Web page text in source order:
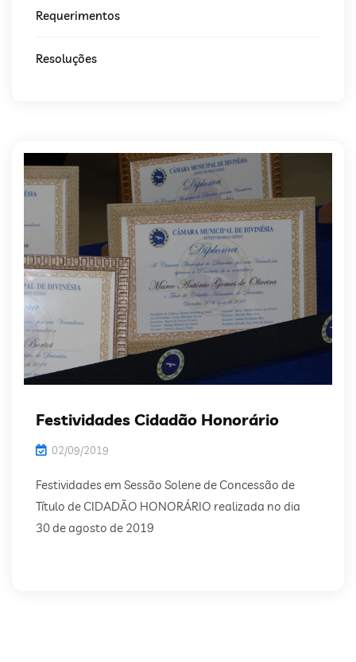
Requerimentos
Resoluções
Festividades Cidadão Honorário
02/09/2019
Festividades em Sessão Solene de Concessão de
Título de CIDADÃO HONORÁRIO realizada no dia
30 de agosto de 2019